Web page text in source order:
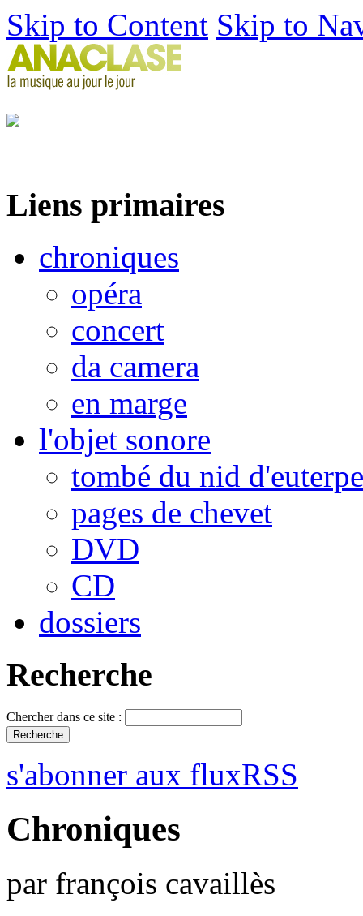
Skip to Content Skip to
Liens primaires
chroniques
opéra
concert
da camera
en marge
l'objet sonore
tombé du nid d'euterpe
pages de chevet
DVD
CD
dossiers
Recherche
Chercher dans ce site :
s'abonner aux fluxRSS
Chroniques
par françois cavaillès